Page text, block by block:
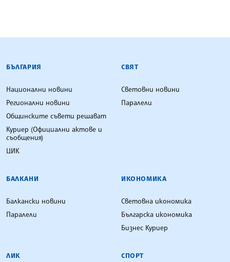
БЪЛГАРСКА ТЕЛЕГРАФНА АГЕНЦИЯ
БЪЛГАРИЯ
Национални новини
Регионални новини
Общинските съвети решават
Куриер (Официални актове и
съобщения)
ЦИК
СВЯТ
Световни новини
Паралели
БАЛКАНИ
Балкански новини
Паралели
ИКОНОМИКА
Световна икономика
Българска икономика
Бизнес Куриер
ЛИК СПОРТ